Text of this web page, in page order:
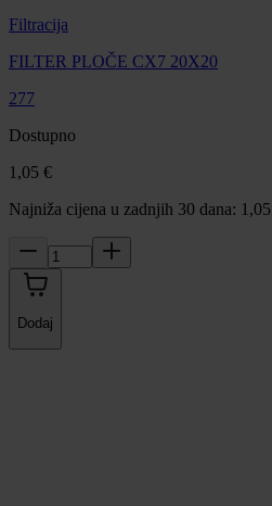
Filtracija
FILTER PLOČE CX7 20X20
277
Dostupno
1,05 €
Najniža cijena u zadnjih 30 dana:
Dodaj